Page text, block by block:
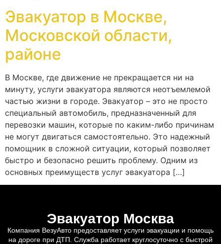
Эвакуатор в Москве,
Московской области,
районе
В Москве, где движение не прекращается ни на
минуту, услуги эвакуатора являются неотъемлемой
частью жизни в городе. Эвакуатор – это не просто
специальный автомобиль, предназначенный для
перевозки машин, которые по каким-либо причинам
не могут двигаться самостоятельно. Это надежный
помощник в сложной ситуации, который позволяет
быстро и безопасно решить проблему. Одним из
основных преимуществ услуг эвакуатора […]
Эвакуатор Москва
Компания ВезуАвто предоставляет услуги эвакуации и помощь
на дороге при ДТП. Служба работает круглосуточно с быстрой